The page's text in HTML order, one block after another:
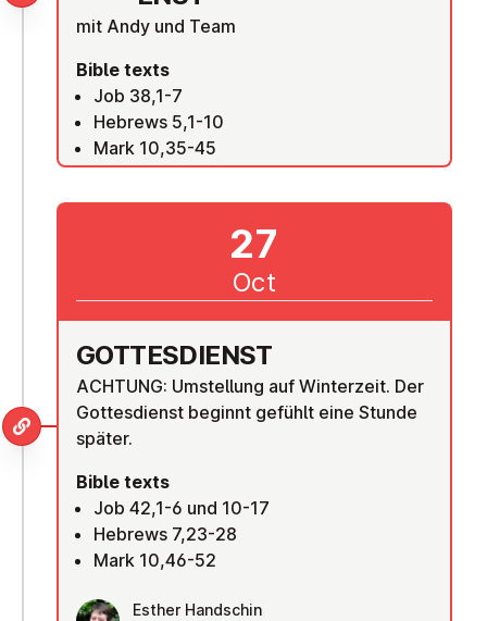
mit Andy und Team
Bible texts
Job 38,1-7
Hebrews 5,1-10
Mark 10,35-45
GOTTES­DI­ENST
ACHTUNG: Umstellung auf Winterzeit. Der
Gottesdienst beginnt gefühlt eine Stunde
später.
Bible texts
Job 42,1-6 und 10-17
Hebrews 7,23-28
Mark 10,46-52
Esther Handschin
27
Oct